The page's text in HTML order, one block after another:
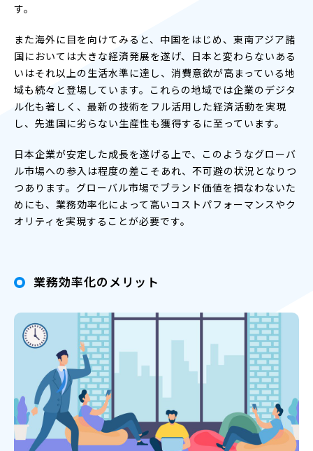
す。
また海外に目を向けてみると、中国をはじめ、東南アジア諸
国においては大きな経済発展を遂げ、日本と変わらないある
いはそれ以上の生活水準に達し、消費意欲が高まっている地
域も続々と登場しています。これらの地域では企業のデジタ
ル化も著しく、最新の技術をフル活用した経済活動を実現
し、先進国に劣らない生産性も獲得するに至っています。
日本企業が安定した成長を遂げる上で、このようなグローバ
ル市場への参入は程度の差こそあれ、不可避の状況となりつ
つあります。グローバル市場でブランド価値を損なわないた
めにも、業務効率化によって高いコストパフォーマンスやク
オリティを実現することが必要です。
業務効率化のメリット